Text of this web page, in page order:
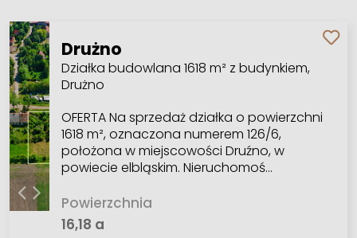
Drużno
Działka budowlana 1618 m² z budynkiem,
Drużno
OFERTA Na sprzedaż działka o powierzchni
1618 m², oznaczona numerem 126/6,
położona w miejscowości Druźno, w
powiecie elbląskim. Nieruchomoś…
Powierzchnia
16,18 a